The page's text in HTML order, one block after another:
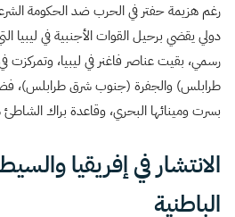
رغم هزيمة حفتر في الحرب ضد الحكومة
دولي يقضي برحيل القوات الأجنبية في ليبيا
رسمي، بقيت عناصر فاغنر في ليبيا،
طرابلس) والجفرة (جنوب شرق طرابلس)،
بسرت ومينائها البحري، وقاعدة براك
الانتشار في إفريقيا
الباطنية